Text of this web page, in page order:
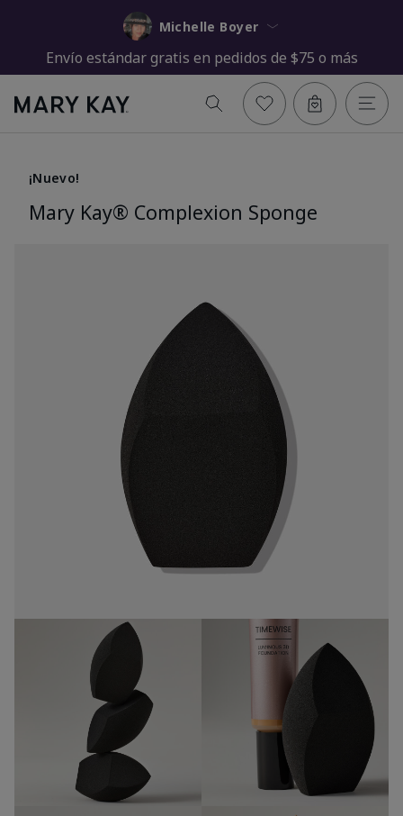
Michelle Boyer
Envío estándar gratis en pedidos de $75 o más
¡Nuevo!
Mary Kay® Complexion Sponge